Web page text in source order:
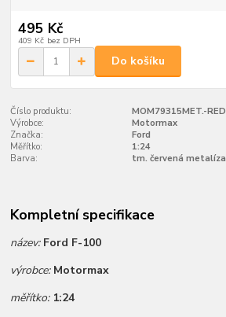
495 Kč
409 Kč bez DPH
Do košíku
Číslo produktu:
MOM79315MET.-RED
Výrobce:
Motormax
Značka:
Ford
Měřítko:
1:24
Barva:
tm. červená metalíza
Kompletní specifikace
název: Ford F-100
výrobce: Motormax
měřítko: 1:24